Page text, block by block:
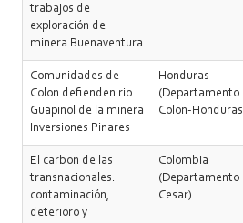
trabajos de
exploración de
minera Buenaventura
Comunidades de
Colon defienden rio
Guapinol de la minera
Inversiones Pinares
Honduras
(Departamento
Colon-
El carbon de las
transnacionales:
contaminación,
deterioro y
Colombia
(Departamento
Cesar)